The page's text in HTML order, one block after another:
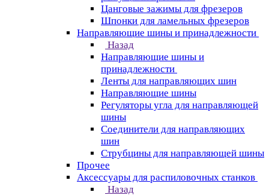
Цанговые зажимы для фрезеров
Шпонки для ламельных фрезеров
Направляющие шины и принадлежности
Назад
Направляющие шины и
принадлежности
Ленты для направляющих шин
Направляющие шины
Регуляторы угла для направляющей
шины
Соединители для направляющих
шин
Струбцины для направляющей шины
Прочее
Аксессуары для распиловочных станков
Назад